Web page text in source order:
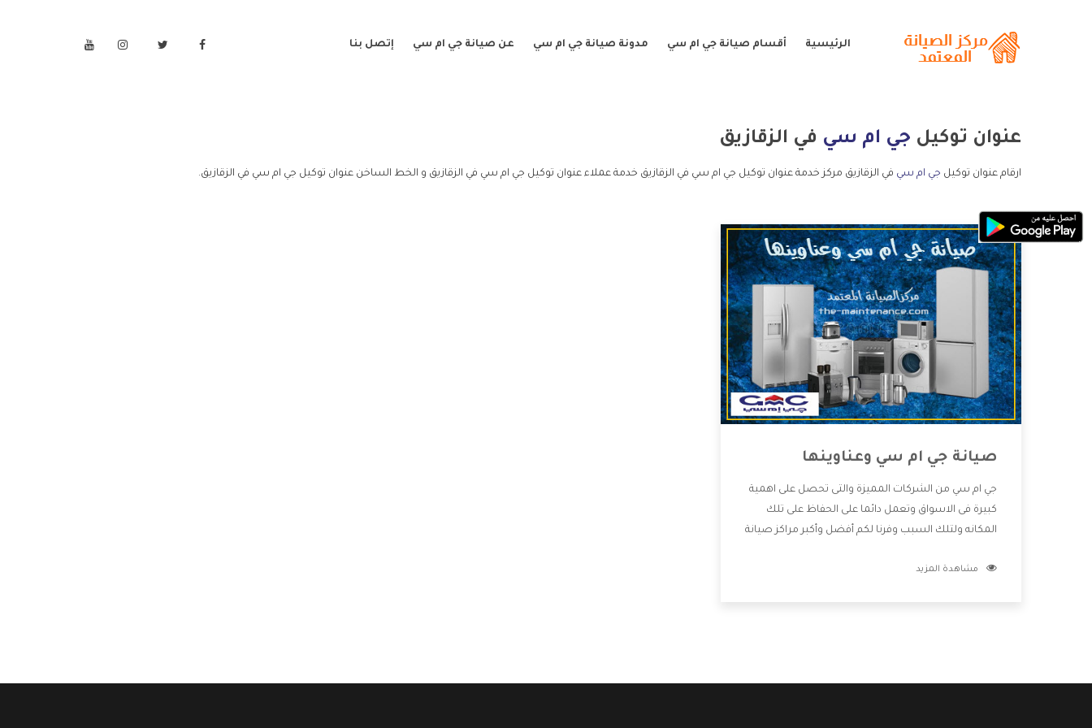
الرئيسية أقسام صيانة جي ام سي مدونة صيانة جي ام سي عن صيانة جي ام سي إتصل بنا
عنوان توكيل جي ام سي في الزقازيق
ارقام عنوان توكيل جي ام سي في الزقازيق مركز خدمة عنوان توكيل جي ام سي في الزقازيق خدمة عملاء عنوان توكيل جي ام سي في الزقازيق و الخط الساخن عنوان توكيل جي ام سي في الزقازيق.
صيانة جي ام سي وعناوينها
جي ام سي من الشركات المميزة والتى تحصل على اهمية
كبيرة فى الاسواق وتعمل دائما على الحفاظ على تلك
المكانه ولتلك السبب وفرنا لكم أفضل وأكبر مراكز صيانة
ويستطيع القيام بتصليح جميع المنتجات دون اى ازعاج
مشاهدة المزيد